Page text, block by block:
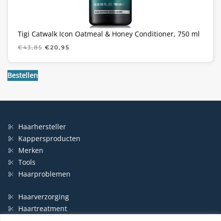
Tigi Catwalk Icon Oatmeal & Honey Conditioner, 750 ml
€43,85 OORSPRONKELIJKE
WAS:
€20,95
IS:
Bestellen
Haarhersteller
Kappersproducten
Merken
Tools
Haarproblemen
Haarverzorging
Haartreatment